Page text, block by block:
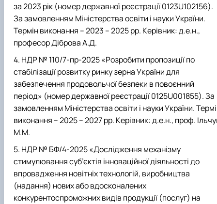
за 2023 рік (номер державної реєстрації 0123U102156).
За замовленням Міністерства освіти і науки України.
Термін виконання – 2023 – 2025 рр. Керівник: д.е.н.,
професор Діброва А.Д.
НДР № 110/7-пр-2025 «Розробити пропозиції по
стабілізації розвитку ринку зерна України для
забезпечення продовольчої безпеки в повоєнний
період» (номер державної реєстрації 0125U001855). За
замовленням Міністерства освіти і науки України.
виконання – 2025 – 2027 рр. Керівник: д.е.н., проф.
М.М.
НДР № БФ/4-2025 «Дослідження механізму
стимулювання суб’єктів інноваційної діяльності до
впровадження новітніх технологій, виробництва
(надання) нових або вдосконалених
конкурентоспроможних видів продукції (послуг) на